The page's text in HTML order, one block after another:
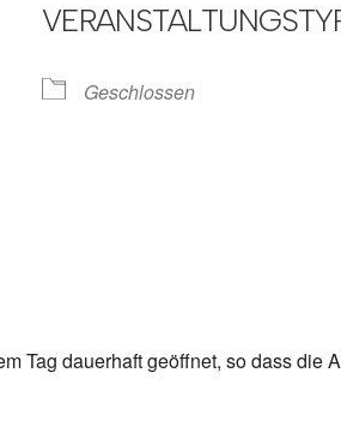
iCalendar
Geschlossen
Tag dauerhaft geöffnet, so dass die